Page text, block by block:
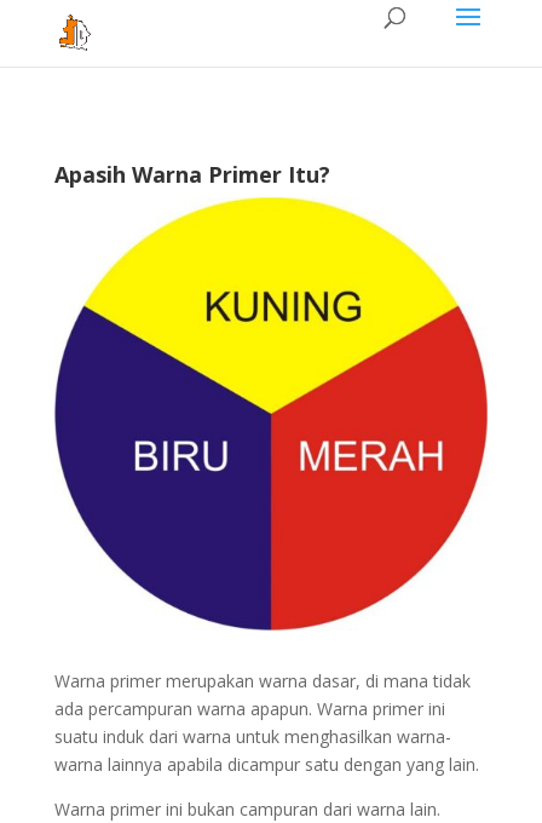
Apasih Warna Primer Itu?
Warna primer merupakan warna dasar, di mana tidak
ada percampuran warna apapun. Warna primer ini
suatu induk dari warna untuk menghasilkan warna-
warna lainnya apabila dicampur satu dengan yang lain.
Warna primer ini bukan campuran dari warna lain.